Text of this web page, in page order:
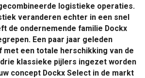
logistieke operaties.
veranderen echter in een snel
de ondernemende familie Dockx
Een paar jaar geleden
een totale herschikking van de
klassieke pijlers ingezet worden
concept Dockx Select in de markt